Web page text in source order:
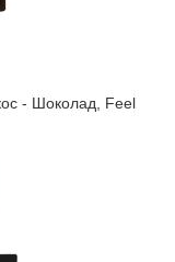
- Шоколад, Feel